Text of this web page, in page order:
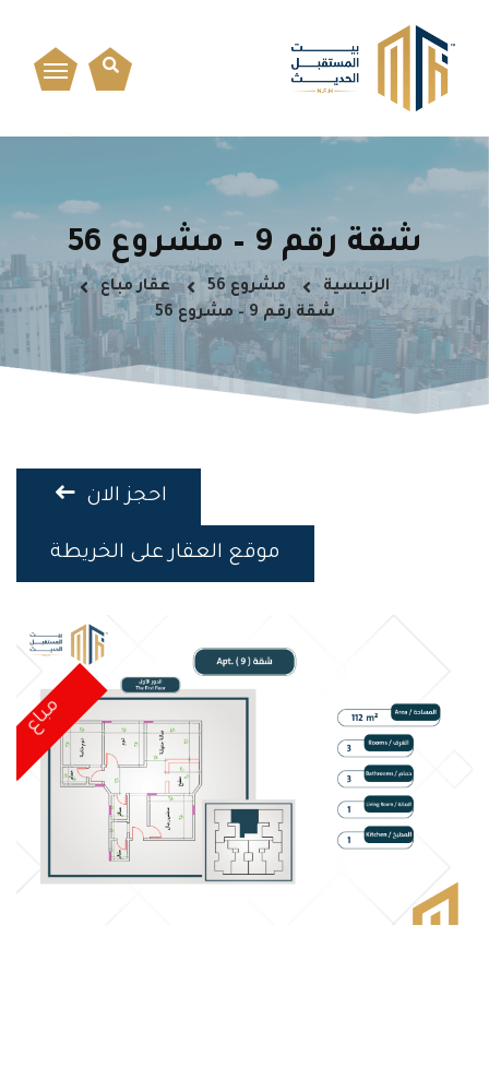
شقة رقم 9 – مشروع 56
الرئيسية مشروع 56
عقار مباع
شقة رقم 9 – مشروع 56
احجز الان
موقع العقار على الخريطة
مباع